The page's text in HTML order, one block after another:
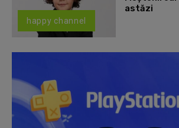
happy channel
astăzi